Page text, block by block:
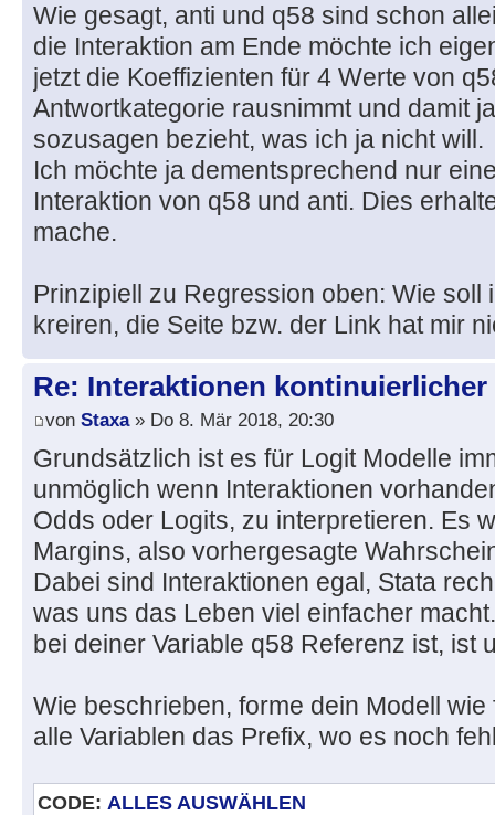
Wie gesagt, anti und q58 sind schon
die Interaktion am Ende möchte ich
jetzt die Koeffizienten für 4 Werte von
Antwortkategorie rausnimmt und damit
sozusagen bezieht, was ich ja nicht will.
Ich möchte ja dementsprechend nur
Interaktion von q58 und anti. Dies
mache.
Prinzipiell zu Regression oben: Wie soll
kreiren, die Seite bzw. der Link hat mir
Re: Interaktionen kontinuierlicher
von Staxa» Do 8. Mär 2018, 20:30
Grundsätzlich ist es für Logit Modelle
unmöglich wenn Interaktionen
Odds oder Logits, zu interpretieren. Es
Margins, also vorhergesagte
Dabei sind Interaktionen egal, Stata
was uns das Leben viel einfacher
bei deiner Variable q58 Referenz ist, ist
Wie beschrieben, forme dein Modell
alle Variablen das Prefix, wo es noch
CODE: ALLES AUSWÄHLEN